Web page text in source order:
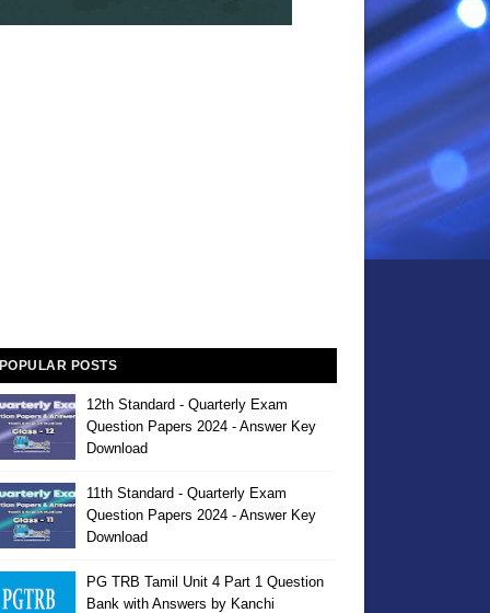
POPULAR POSTS
12th Standard - Quarterly Exam
Question Papers 2024 - Answer Key
Download
11th Standard - Quarterly Exam
Question Papers 2024 - Answer Key
Download
PG TRB Tamil Unit 4 Part 1 Question
Bank with Answers by Kanchi